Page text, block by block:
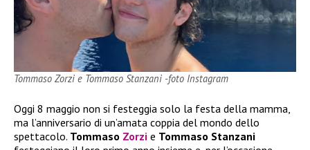
Tommaso Zorzi e Tommaso Stanzani -foto Instagram
Oggi 8 maggio non si festeggia solo la festa della mamma,
ma l’anniversario di un’amata coppia del mondo dello
spettacolo. Tommaso Zorzi e Tommaso Stanzani